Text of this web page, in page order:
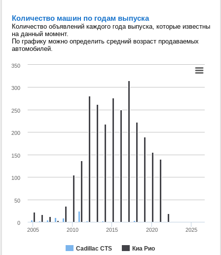
Количество машин по годам выпуска
Количество объявлений каждого года выпуска, которые известны
на данный момент.
По графику можно определить средний возраст продаваемых
автомобилей.
Cadillac CTS Киа Рио
2005 2010 2015 2020 2025
0
50
100
150
200
250
300
350